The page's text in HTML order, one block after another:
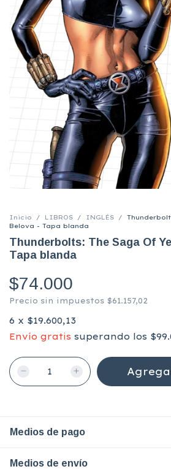
Inicio / LIBROS / INGLÉS /
Belova - Tapa blanda
Thunderbolts: The Saga Of
Tapa blanda
$74.000
Precio sin impuestos $61.157,02
6 x $19.600,13
Envío gratis superando los
Medios de pago
Medios de envío